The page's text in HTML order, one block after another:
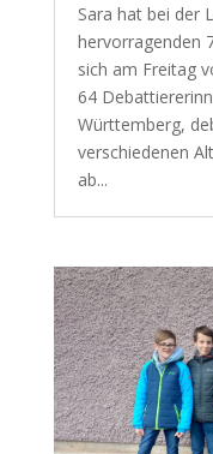
Sara hat bei der
hervorragenden
sich am Freitag
64
Württemberg,
verschiedenen
ab...